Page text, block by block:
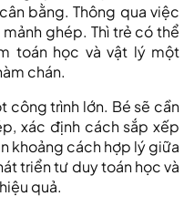
bằng. Thông qua việc
ghép. Thì trẻ có thể
toán học và vật lý một
chán.
công trình lớn. Bé sẽ cần
xác định cách sắp xếp
khoảng cách hợp lý giữa
triển tư duy toán học và
quả.